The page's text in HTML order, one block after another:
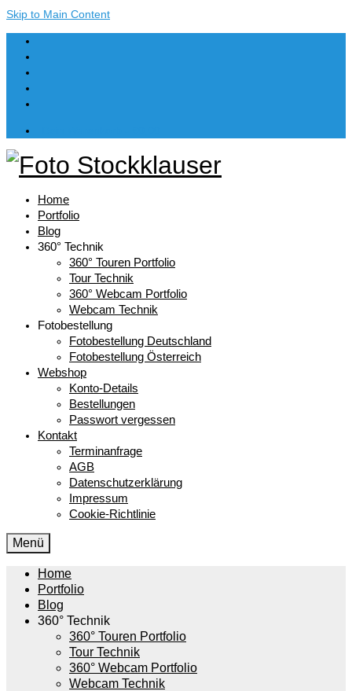
Skip to Main Content
Home
Portfolio
Blog
360° Technik
360° Touren Portfolio
Tour Technik
360° Webcam Portfolio
Webcam Technik
Fotobestellung
Fotobestellung Deutschland
Fotobestellung Österreich
Webshop
Konto-Details
Bestellungen
Passwort vergessen
Kontakt
Terminanfrage
AGB
Datenschutzerklärung
Impressum
Cookie-Richtlinie
Menü
Home
Portfolio
Blog
360° Technik
360° Touren Portfolio
Tour Technik
360° Webcam Portfolio
Webcam Technik